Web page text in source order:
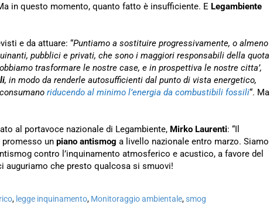
in questo momento, quanto fatto è insufficiente. E Legambiente
e da attuare: “Puntiamo a sostituire progressivamente, o almeno
pubblici e privati, che sono i maggiori responsabili della quota
trasformare le nostre case, e in prospettiva le nostre citta’,
, in modo da renderle autosufficienti dal punto di vista energetico,
riducendo al minimo l’energia da combustibili fossili“. Ma
al portavoce nazionale di Legambiente, Mirko Laurenti: “Il
promesso un piano antismog a livello nazionale entro marzo. Siamo
contro l’inquinamento atmosferico e acustico, a favore del
auguriamo che presto qualcosa si smuovi!
, legge inquinamento, Monitoraggio ambientale,smog